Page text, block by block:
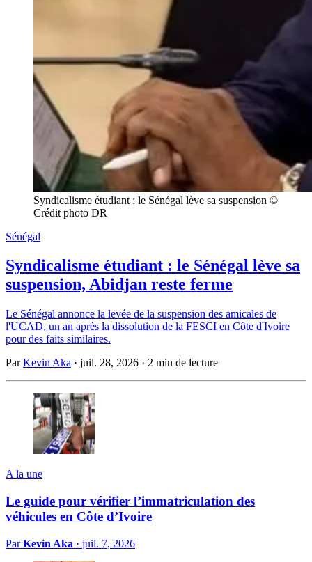
Syndicalisme étudiant : le Sénégal lève sa suspension ©
Crédit photo DR
Sénégal
Syndicalisme étudiant : le Sénégal lève sa
suspension, Abidjan reste ferme
Le Sénégal annonce la levée de la suspension des amicales de
l'UCAD, un an après la dissolution de la FESCI en Côte d'Ivoire
pour des faits similaires.
ParKevin Aka · juil. 28, 2026 · 2 min de lecture
A la une
Le guide pour vérifier l’immatriculation des
véhicules en Côte d’Ivoire
ParKevin Aka · juil. 7, 2026